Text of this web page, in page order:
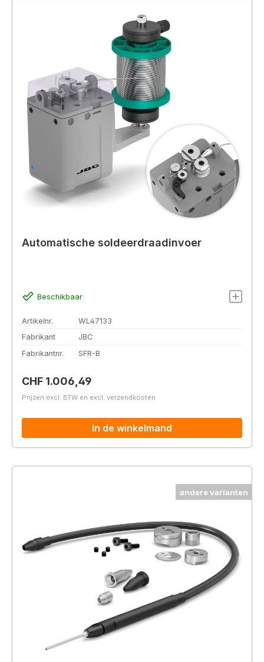
Automatische soldeerdraadinvoer
Beschikbaar
Artikelnr.
WL47133
Fabrikant
JBC
Fabrikantnr.
SFR-B
Normale prijs:
CHF 1.006,49
Prijzen excl. BTW en excl. verzendkosten
In de winkelmand
andere varianten